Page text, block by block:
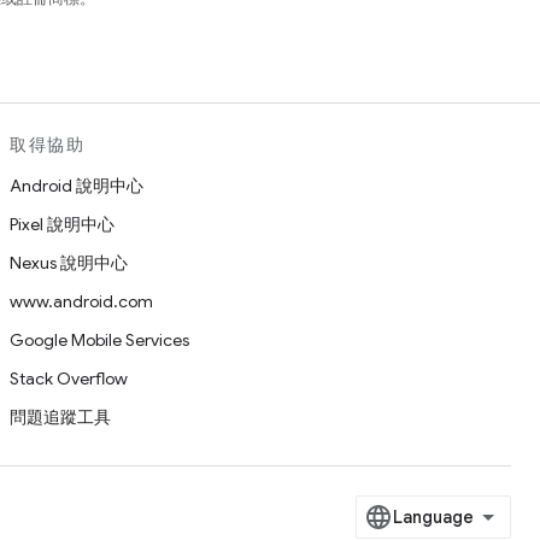
取得協助
Android 說明中心
Pixel 說明中心
Nexus 說明中心
www.android.com
Google Mobile Services
Stack Overflow
問題追蹤工具